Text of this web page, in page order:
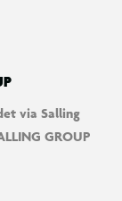
via Salling
GROUP